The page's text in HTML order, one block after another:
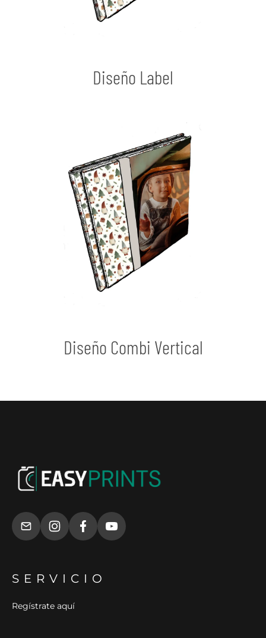
Diseño Label
Diseño Combi Vertical
SERVICIO
Regístrate aquí